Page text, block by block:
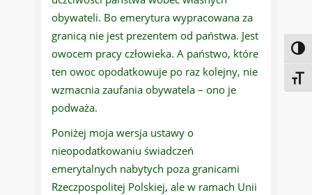
obywateli. Bo emerytura wypracowana za
granicą nie jest prezentem od państwa. Jest
owocem pracy człowieka. A państwo, które
ten owoc opodatkowuje po raz kolejny, nie
wzmacnia zaufania obywatela – ono je
podważa.
Poniżej moja wersja ustawy o
nieopodatkowaniu świadczeń
emerytalnych nabytych poza granicami
Rzeczpospolitej Polskiej, ale w ramach Unii